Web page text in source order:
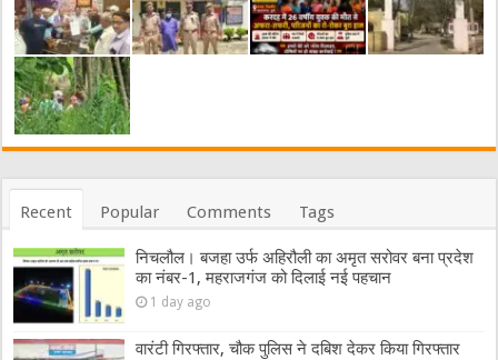
Recent Popular Comments Tags
निचलौल। बजहा उर्फ अहिरौली का अमृत सरोवर बना प्रदेश
का नंबर-1, महराजगंज को दिलाई नई पहचान
1 day ago
वारंटी गिरफ्तार, चौक पुलिस ने दबिश देकर किया गिरफ्तार